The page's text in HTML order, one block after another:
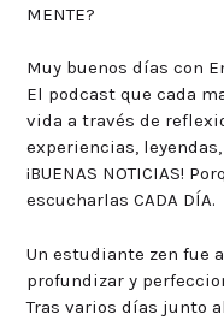
MENTE?
Muy buenos días con
El podcast que cada
vida a través de
experiencias,
¡BUENAS NOTICIAS!
escucharlas CADA DÍA.
Un estudiante zen fue
profundizar y
Tras varios días junto